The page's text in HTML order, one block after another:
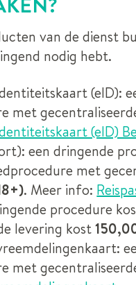
van de dienst
nodig hebt.
(eID):
met
(eID)
een dringende
met
. Meer info:
procedure
levering kost
met